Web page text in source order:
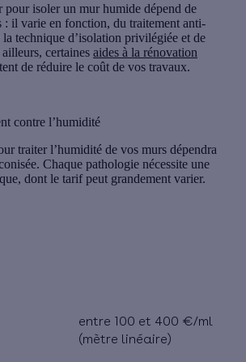
pour isoler un mur humide dépend de
: il varie en fonction, du traitement anti-
la technique d’isolation privilégiée et de
certaines aides à la rénovation
de réduire le coût de vos travaux.
contre l’humidité
traiter l’humidité de vos murs dépendra
Chaque pathologie nécessite une
, dont le tarif peut grandement varier.
entre 100 et 400 €/ml
(mètre linéaire)